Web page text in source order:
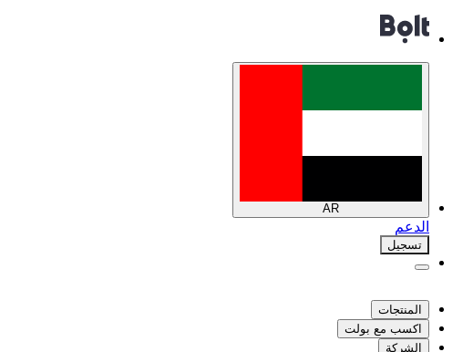
AR
الدعم
تسجيل
المنتجات
اكسب مع بولت
الشركة